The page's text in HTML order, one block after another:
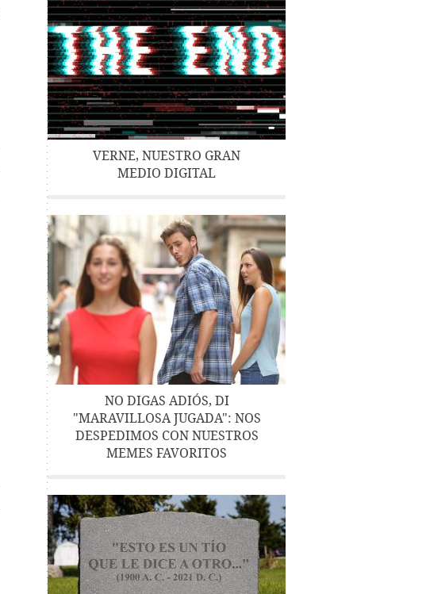
VERNE, NUESTRO GRAN
MEDIO DIGITAL
NO DIGAS ADIÓS, DI
"MARAVILLOSA JUGADA": NOS
DESPEDIMOS CON NUESTROS
MEMES FAVORITOS